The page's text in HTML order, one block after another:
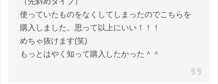
使っていたものをなくしてしまったのでこちらを
購入しました。思って以上にいい！！！
めちゃ抜けます(笑)
もっとはやく知って購入したかった＾＾